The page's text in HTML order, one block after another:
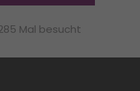
Mal besucht